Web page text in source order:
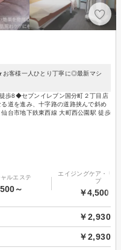
客様一人ひとり丁寧に◎最新マシ
歩8◆セブンイレブン国分町２丁目店
道を進み、十字路の道路挟んで斜め
台市地下鉄東西線 大町西公園駅 徒歩
ルエステ
～
エイジングケア・リ
プ
￥4,500～
￥2,930
￥2,930